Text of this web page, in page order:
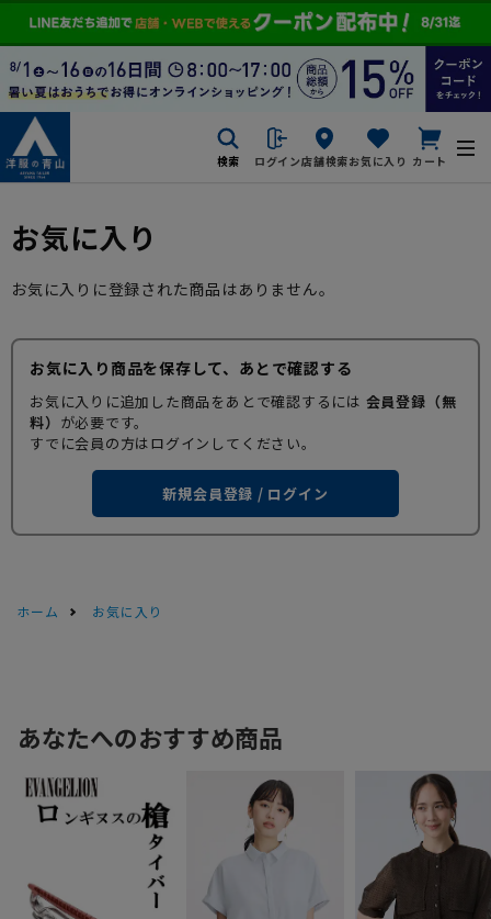
検索 ログイン店舗検索お気に入り カート
お気に入り
お気に入りに登録された商品はありません。
お気に入り商品を保存して、あとで確認する
お気に入りに追加した商品をあとで確認するには 会員登録（無
料） が必要です。
すでに会員の方はログインしてください。
新規会員登録 / ログイン
ホーム お気に入り